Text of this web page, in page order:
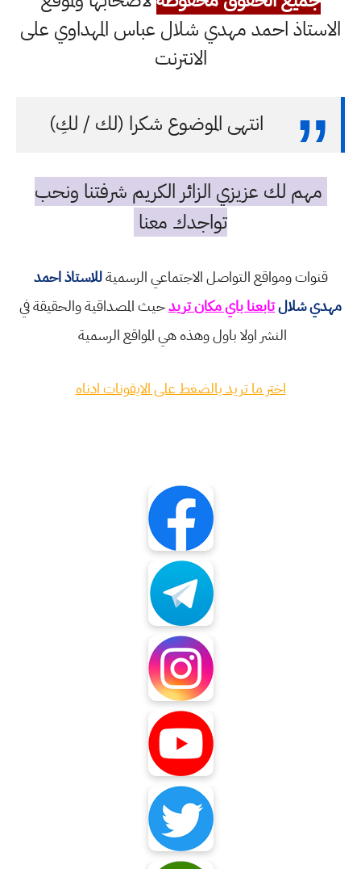
الاستاذ احمد مهدي شلال عباس المهداوي على
الانترنت
انتهى الموضوع شكرا (لك / لكِ)
مهم لك عزيزي الزائر الكريم شرفتنا ونحب
تواجدك معنا
قنوات ومواقع التواصل الاجتماعي الرسميةللاستاذ احمد
مهدي شلالتابعنا باي مكان تريدحيث المصداقية والحقيقة في
النشر اولا باول وهذه هي المواقع الرسمية
اختر ما تريد بالضغط على الايقونات ادناه